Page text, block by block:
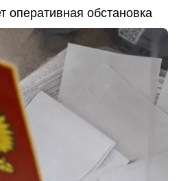
оперативная обстановка